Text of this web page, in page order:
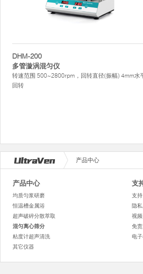
DHM-200
多管漩涡混匀仪
转速范围 500~2800rpm，回转直径(振幅) 4mm水
回转
产品中心
产品中心
均质匀浆研磨
恒温槽金属浴
超声破碎分散萃取
混匀离心筛分
粘度计超声清洗
其它仪器
支
支持
隐私
视频
免
电